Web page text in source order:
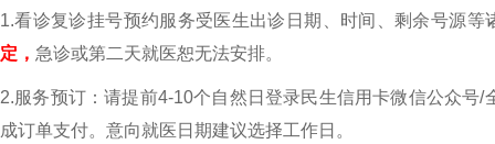
1.看诊复诊挂号预约服务受医生出诊日期、时间、剩余号源等
定， 急诊或第二天就医恕无法安排。
2.服务预订：请提前4-10个自然日登录民生信用卡微信公众号
成订单支付。意向就医日期建议选择工作日。